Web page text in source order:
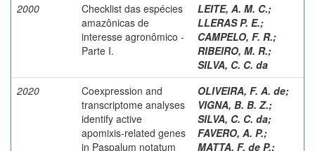
2000
Checklist das espécies
amazônicas de
interesse agronômico -
Parte I.
LEITE, A. M. C.;
LLERAS P. E.;
CAMPELO, F. R.;
RIBEIRO, M. R.;
SILVA, C. C. da
2020
Coexpression and
transcriptome analyses
identify active
apomixis-related genes
in Paspalum notatum
OLIVEIRA, F. A. de;
VIGNA, B. B. Z.;
SILVA, C. C. da;
FAVERO, A. P.;
MATTA, F. de P.;